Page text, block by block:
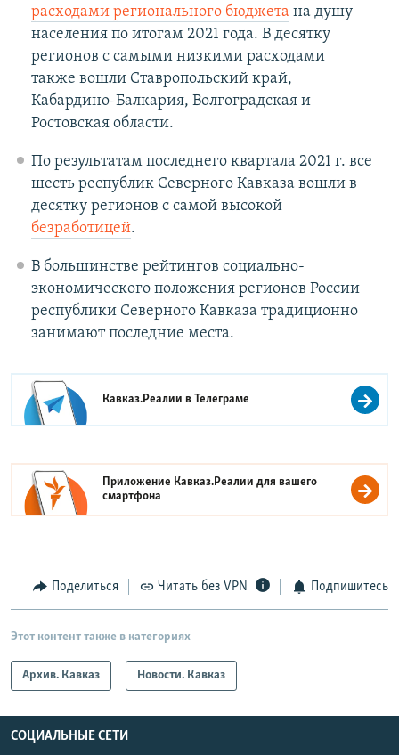
расходами регионального бюджета на душу
населения по итогам 2021 года. В десятку
регионов с самыми низкими расходами
также вошли Ставропольский край,
Кабардино-Балкария, Волгоградская и
Ростовская области.
По результатам последнего квартала 2021 г. все
шесть республик Северного Кавказа вошли в
десятку регионов с самой высокой
безработицей.
В большинстве рейтингов социально-
экономического положения регионов России
республики Северного Кавказа традиционно
занимают последние места.
Кавказ.Реалии вТелеграме
Приложение Кавказ.Реалии для вашего
смартфона
Поделиться Читать без VPN Подпишитесь
Этот контент также в категориях
Архив. Кавказ Новости. Кавказ
СОЦИАЛЬНЫЕ СЕТИ